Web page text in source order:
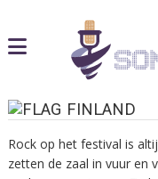
FINLAND
Rock op het festival is
zetten de zaal in vuur en